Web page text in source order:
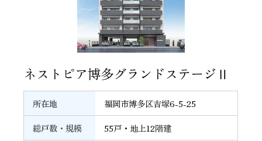
ネストピア博多グランドステージⅡ
29
所在地
福岡市博多区吉塚6-5-25
総戸数・規模
55戸・地上12階建